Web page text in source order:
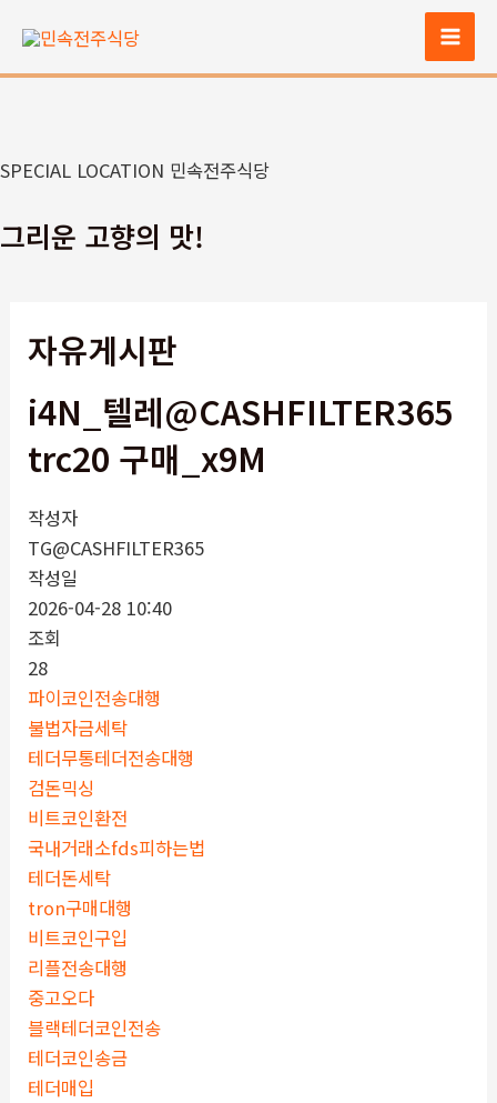
츠
너
기
Main
SPECIAL LOCATION 민속전주식당
그리운 고향의 맛!
자유게시판
i4N_텔레@CASHFILTER365
trc20 구매_x9M
작성자
TG@CASHFILTER365
작성일
2026-04-28 10:40
조회
28
파이코인전송대행
불법자금세탁
테더무통테더전송대행
검돈믹싱
비트코인환전
국내거래소fds피하는법
테더돈세탁
tron구매대행
비트코인구입
리플전송대행
중고오다
블랙테더코인전송
테더코인송금
테더매입